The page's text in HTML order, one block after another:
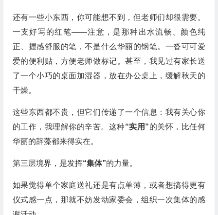
还有一些小东西，你可能想不到，但老师们却很需要。
一支好写的红笔——注意，是那种出水流畅、颜色纯
正、握感舒服的笔，不是什么华丽的钢笔。一沓可可爱
爱的便利贴，方便老师做标记。甚至，我见过有家长送
了一个小巧的桌面加湿器，放在办公桌上，缓解秋天的
干燥。
这些东西都不贵，但它们传递了一个信息：我有关心你
的工作，我理解你的辛苦。这种“实用”的关怀，比任何
华丽的辞藻都来得实在。
第三层境界，是发挥“集体”的力量。
如果觉得单个家庭送礼还是有点单薄，或者想搞得更有
仪式感一点，那就不妨发动家委会，组织一次集体的感